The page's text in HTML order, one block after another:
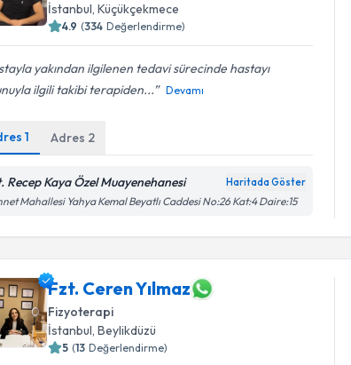
İstanbul, Küçükçekmece
4.9 (334 Değerlendirme)
yakından ilgilenen tedavi sürecinde hastayı
ilgili takibi terapiden...
Devamı
1 Adres 2
Recep Kaya Özel Muayenehanesi Haritada Göster
Mahallesi Yahya Kemal Beyatlı Caddesi No:26 Kat:4 Daire:15
Fzt. Ceren Yılmaz
Fizyoterapi
İstanbul , Beylikdüzü
5 (13 Değerlendirme)